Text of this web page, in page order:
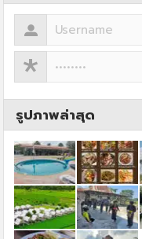
รูปภาพล่าสุด